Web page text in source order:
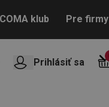
klub Pre firmy
Prihlásiť sa